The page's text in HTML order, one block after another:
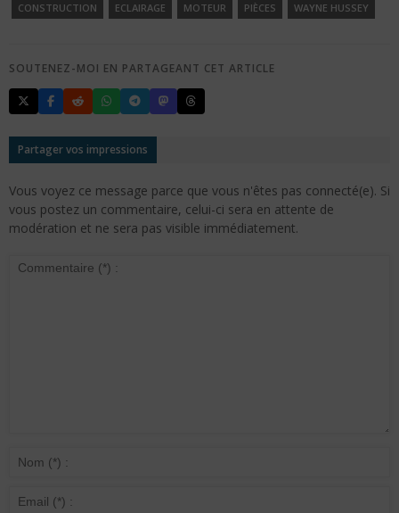
CONSTRUCTION
ECLAIRAGE MOTEUR PIÈCES WAYNE HUSSEY
SOUTENEZ-MOI EN PARTAGEANT CET ARTICLE
Partager vos impressions
Vous voyez ce message parce que vous n'êtes pas connecté(e). Si
vous postez un commentaire, celui-ci sera en attente de
modération et ne sera pas visible immédiatement.